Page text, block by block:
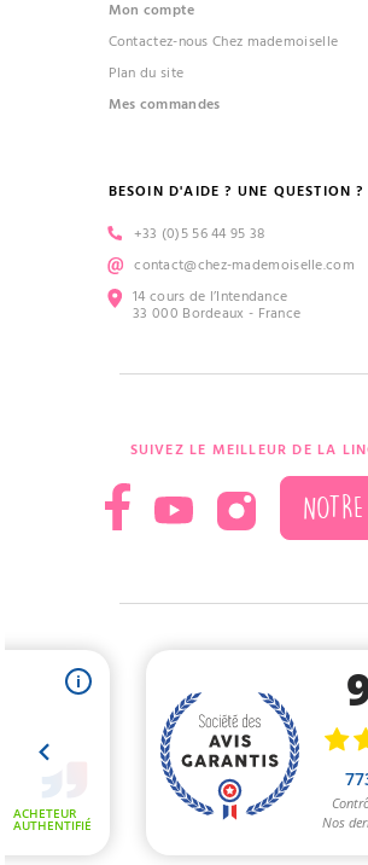
Mon compte
Contactez-nous Chez mademoiselle
Plan du site
Mes commandes
BESOIN D'AIDE ? UNE QUESTION ?
+33 (0)5 56 44 95 38
contact@chez-mademoiselle.com
14 cours de l’Intendance
33 000 Bordeaux - France
SUIVEZ LE MEILLEUR DE LA